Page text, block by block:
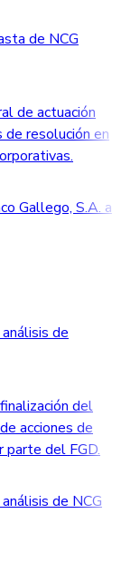
de NCG
de actuación
resolución en
Gallego, S.A. a
de
del
acciones de
parte del FGD.
de NCG